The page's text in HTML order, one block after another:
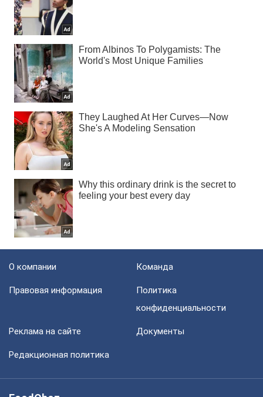
О компании Команда
Правовая информация
Политика
конфиденциальности
Реклама на сайте Документы
Редакционная политика